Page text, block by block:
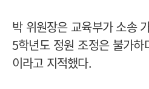
박 위원장은 교육부가 소송
5학년도 정원 조정은 불가
이라고 지적했다.